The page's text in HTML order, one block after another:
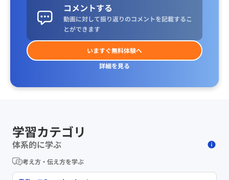
コメントする
動画に対して振り返りのコメントを記載するこ
とができます
いますぐ無料体験へ
詳細を見る
学習カテゴリ
体系的に学ぶ
考え方・伝え方を学ぶ